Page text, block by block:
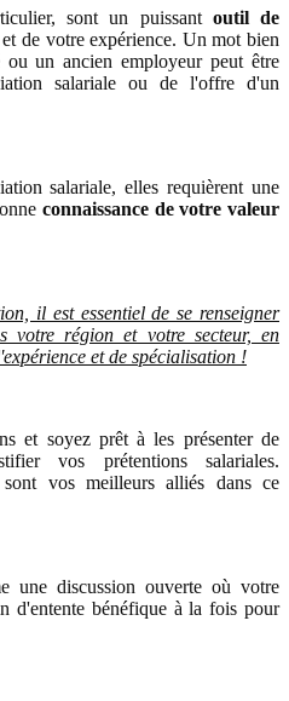
sont un puissant outil de
de votre expérience. Un mot bien
un ancien employeur peut être
salariale ou de l'offre d'un
salariale, elles requièrent une
connaissance de votre valeur
il est essentiel de se renseigner
votre région et votre secteur, en
et de spécialisation !
et soyez prêt à les présenter de
vos prétentions salariales.
sont vos meilleurs alliés dans ce
une discussion ouverte où votre
d'entente bénéfique à la fois pour